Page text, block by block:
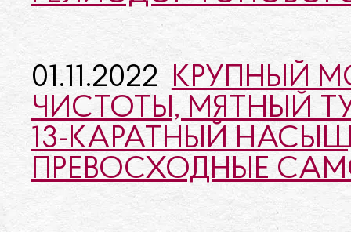
01.11.2022 КРУПНЫЙ
ЧИСТОТЫ, МЯТНЫЙ
13-КАРАТНЫЙ
ПРЕВОСХОДНЫЕ